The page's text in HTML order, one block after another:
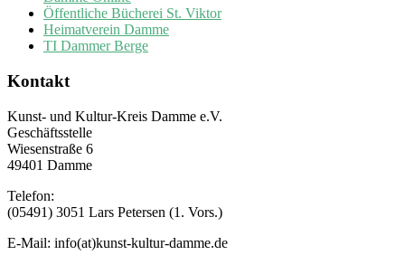
Öffentliche Bücherei St. Viktor
Heimatverein Damme
TI Dammer Berge
Kontakt
Kunst- und Kultur-Kreis Damme e.V.
Geschäftsstelle
Wiesenstraße 6
49401 Damme
Telefon:
(05491) 3051 Lars Petersen (1. Vors.)
E-Mail: info(at)kunst-kultur-damme.de